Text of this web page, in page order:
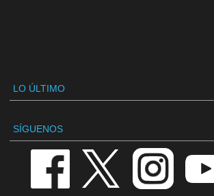
LO ÚLTIMO
SÍGUENOS